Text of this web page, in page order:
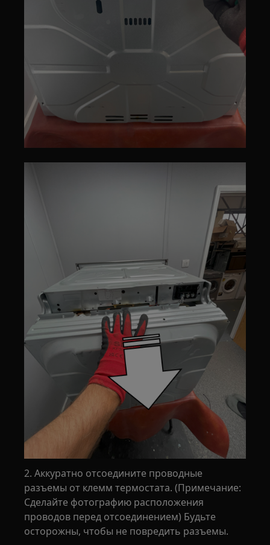
2. Аккуратно отсоедините проводные
разъемы от клемм термостата. (Примечание:
Сделайте фотографию расположения
проводов перед отсоединением) Будьте
осторожны, чтобы не повредить разъемы.